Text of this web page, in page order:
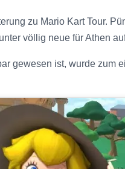
zu Mario Kart Tour.
völlig neue für Athen
gewesen ist, wurde